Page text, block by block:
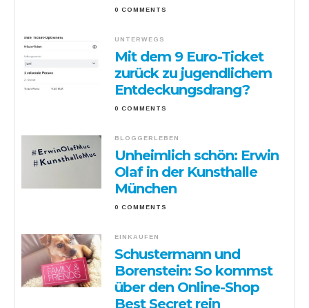
0 COMMENTS
UNTERWEGS
Mit dem 9 Euro-Ticket
zurück zu jugendlichem
Entdeckungsdrang?
0 COMMENTS
BLOGGERLEBEN
Unheimlich schön: Erwin
Olaf in der Kunsthalle
München
0 COMMENTS
EINKAUFEN
Schustermann und
Borenstein: So kommst
über den Online-Shop
Best Secret rein